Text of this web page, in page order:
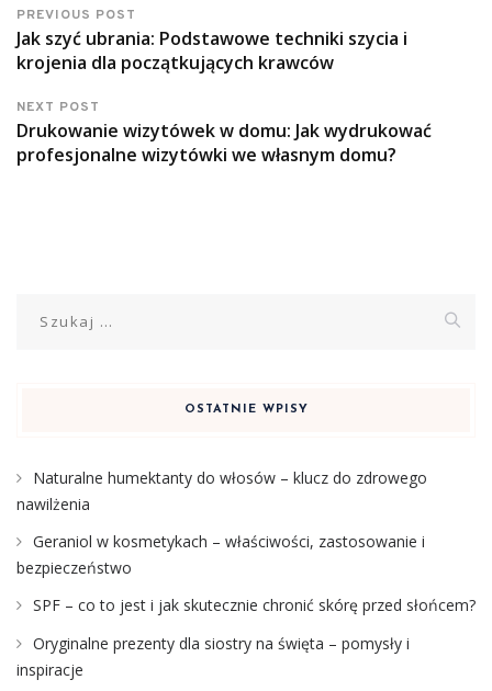
PREVIOUS POST
Jak szyć ubrania: Podstawowe techniki szycia i
krojenia dla początkujących krawców
NEXT POST
Drukowanie wizytówek w domu: Jak wydrukować
profesjonalne wizytówki we własnym domu?
OSTATNIE WPISY
Naturalne humektanty do włosów – klucz do zdrowego
nawilżenia
Geraniol w kosmetykach – właściwości, zastosowanie i
bezpieczeństwo
SPF – co to jest i jak skutecznie chronić skórę przed słońcem?
Oryginalne prezenty dla siostry na święta – pomysły i
inspiracje